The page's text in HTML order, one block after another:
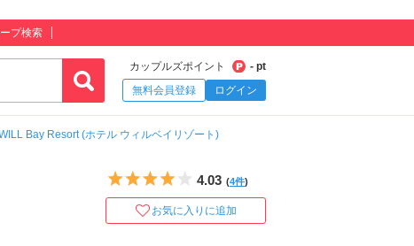
プ検索
カップルズポイント
- pt
無料会員登録
ログイン
Bay Resort (ホテル ウィルベイリゾート)
5つ星のうち4
4.03 (4件)
お気に入りに追加